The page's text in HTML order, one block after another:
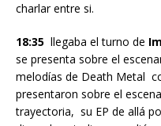
charlar entre si.
18:35 llegaba el turno de
se presenta sobre el
melodías de Death Metal
presentaron sobre el
trayectoria, su EP de allá